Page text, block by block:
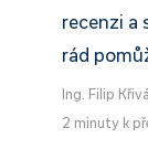
recenzi a
rád
Ing. Filip
2 minuty k